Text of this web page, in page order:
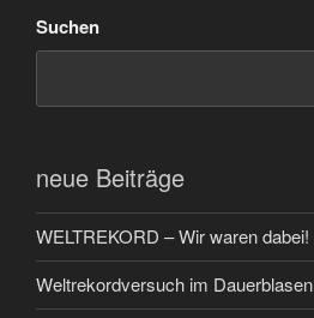
Suchen
neue Beiträge
WELTREKORD – Wir waren dabei!
Weltrekordversuch im Dauerblasen